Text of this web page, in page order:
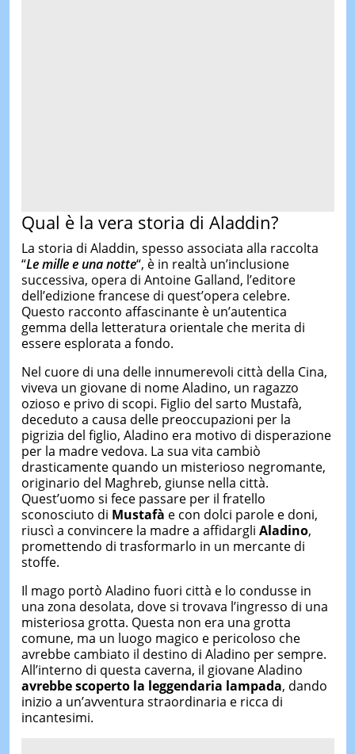
Qual è la vera storia di Aladdin?
La storia di Aladdin, spesso associata alla raccolta
“Le mille e una notte“, è in realtà un’inclusione
successiva, opera di Antoine Galland, l’editore
dell’edizione francese di quest’opera celebre.
Questo racconto affascinante è un’autentica
gemma della letteratura orientale che merita di
essere esplorata a fondo.
Nel cuore di una delle innumerevoli città della Cina,
viveva un giovane di nome Aladino, un ragazzo
ozioso e privo di scopi. Figlio del sarto Mustafà,
deceduto a causa delle preoccupazioni per la
pigrizia del figlio, Aladino era motivo di disperazione
per la madre vedova. La sua vita cambiò
drasticamente quando un misterioso negromante,
originario del Maghreb, giunse nella città.
Quest’uomo si fece passare per il fratello
sconosciuto di Mustafà e con dolci parole e doni,
riuscì a convincere la madre a affidargli Aladino,
promettendo di trasformarlo in un mercante di
stoffe.
Il mago portò Aladino fuori città e lo condusse in
una zona desolata, dove si trovava l’ingresso di una
misteriosa grotta. Questa non era una grotta
comune, ma un luogo magico e pericoloso che
avrebbe cambiato il destino di Aladino per sempre.
All’interno di questa caverna, il giovane Aladino
avrebbe scoperto la leggendaria lampada, dando
inizio a un’avventura straordinaria e ricca di
incantesimi.